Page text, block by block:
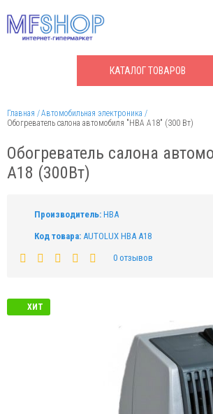
КАТАЛОГТОВАРОВ
Главная
Автомобильная электроника
Обогреватель салона автомобиля "HBA A18" (300 Вт)
Обогреватель салона
A18 (300Вт)
Производитель: HBA
Код товара: AUTOLUX HBA A18
0 отзывов
ХИТ